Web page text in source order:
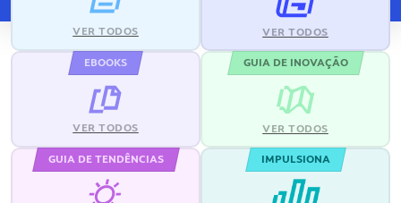
VER TODOS VER TODOS
EBOOKS
VER TODOS
GUIA DE INOVAÇÃO
VER TODOS
GUIA DE TENDÊNCIAS IMPULSIONA